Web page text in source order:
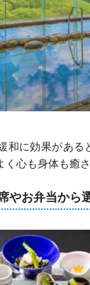
和に効果がある
心も身体も癒さ
やお弁当から